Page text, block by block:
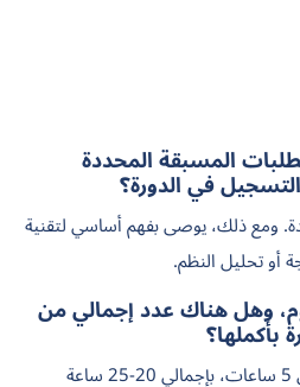
المسبقة المحددة
في الدورة؟
ومع ذلك، يوصى بفهم أساسي لتقنية
أو تحليل النظم.
وهل هناك عدد إجمالي من
بأكملها؟
تستمر جلسة كل يوم من 4 إلى 5 ساعات، بإجمالي 20-25 ساعة